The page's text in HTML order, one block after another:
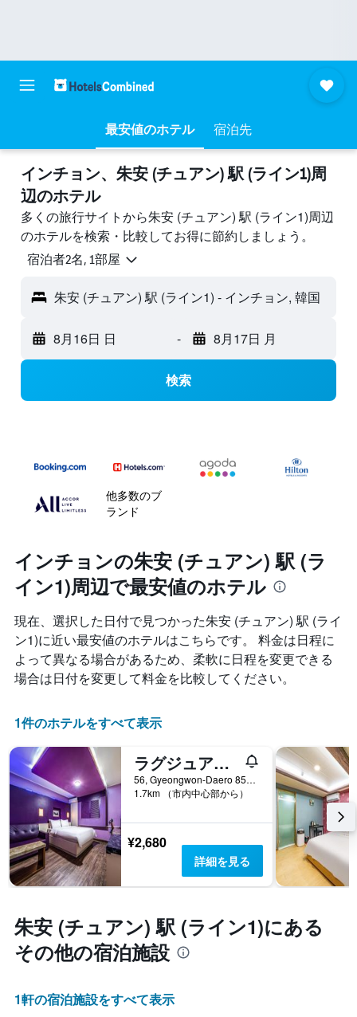
最安値のホテル 宿泊先
インチョン​、朱安 (チュアン) 駅 (ライン1)周
辺のホテル
多くの旅行サイトから朱安 (チュアン) 駅 (ライン1)周辺
のホテルを検索・比較してお得に節約しましょう。
宿泊者2名, 1​部屋
朱安 (チュアン) 駅 (ライン1) - インチョン, 韓国
8月16日 日 - 8月17日 月
検索
他多数のブ
ランド
インチョンの朱安 (チュアン) 駅 (ラ
イン1)周辺で最安値のホテル
現在、選択した日付で見つかった朱安 (チュアン) 駅 (ライ
ン1)に近い最安値のホテルはこちらです。 料金は日程に
よって異なる場合があるため、柔軟に日程を変更できる
場合は日付を変更して料金を比較してください。
1件のホテルをすべて表示
ラグジュアリー Jjak ホテル
56, Gyeongwon-Daero 851Beon-Gil, Nam-gu, インチョン, 韓国
1.7km （市内中心部から）
¥2,680
詳細を見る
朱安 (チュアン) 駅 (ライン1)​にある
その他の宿泊施設
1​軒の宿泊施設をすべて表示